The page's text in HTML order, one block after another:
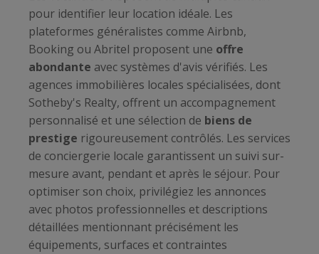
pour identifier leur location idéale. Les
plateformes généralistes comme Airbnb,
Booking ou Abritel proposent une offre
abondante avec systèmes d'avis vérifiés. Les
agences immobilières locales spécialisées, dont
Sotheby's Realty, offrent un accompagnement
personnalisé et une sélection de biens de
prestige rigoureusement contrôlés. Les services
de conciergerie locale garantissent un suivi sur-
mesure avant, pendant et après le séjour. Pour
optimiser son choix, privilégiez les annonces
avec photos professionnelles et descriptions
détaillées mentionnant précisément les
équipements, surfaces et contraintes